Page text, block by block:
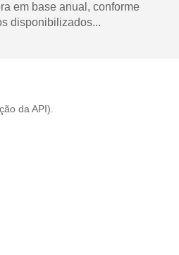
em base anual, conforme
disponibilizados...
da API ).